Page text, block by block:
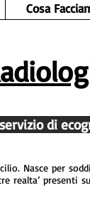
Cosa
di
Nasce per
realta’